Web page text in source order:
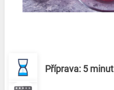
Příprava: 5 minut